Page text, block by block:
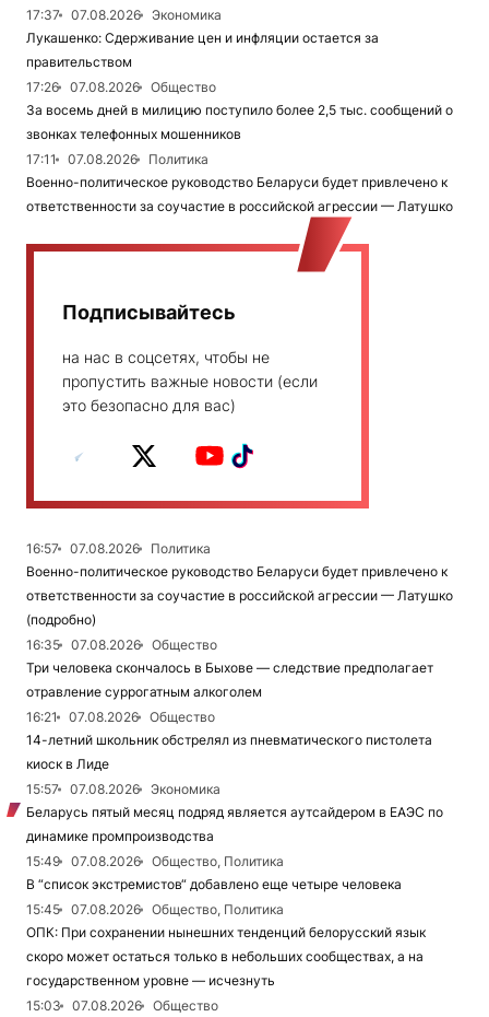
17:37
07.08.2026
Экономика
Лукашенко: Сдерживание цен и инфляции остается за
правительством
17:26
07.08.2026
Общество
За восемь дней в милицию поступило более 2,5 тыс. сообщений о
звонках телефонных мошенников
17:11
07.08.2026
Политика
Военно-политическое руководство Беларуси будет привлечено к
ответственности за соучастие в российской агрессии — Латушко
Подписывайтесь
на нас в соцсетях, чтобы не
пропустить важные новости (если
это безопасно для вас)
16:57 07.08.2026
Политика
Военно-политическое руководство Беларуси будет привлечено к
ответственности за соучастие в российской агрессии — Латушко
(подробно)
16:35
07.08.2026
Общество
Три человека скончалось в Быхове — следствие предполагает
отравление суррогатным алкоголем
16:21
07.08.2026
Общество
14-летний школьник обстрелял из пневматического пистолета
киоск в Лиде
15:57
07.08.2026
Экономика
Беларусь пятый месяц подряд является аутсайдером в ЕАЭС по
динамике промпроизводства
15:49
07.08.2026
Общество, Политика
В “список экстремистов“ добавлено еще четыре человека
15:45
07.08.2026
Общество, Политика
ОПК: При сохранении нынешних тенденций белорусский язык
скоро может остаться только в небольших сообществах, а на
государственном уровне — исчезнуть
15:03
07.08.2026
Общество